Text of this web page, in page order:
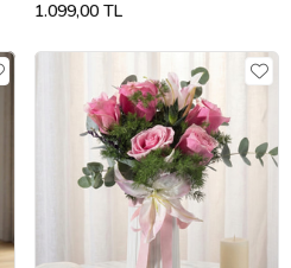
1.099,00 TL